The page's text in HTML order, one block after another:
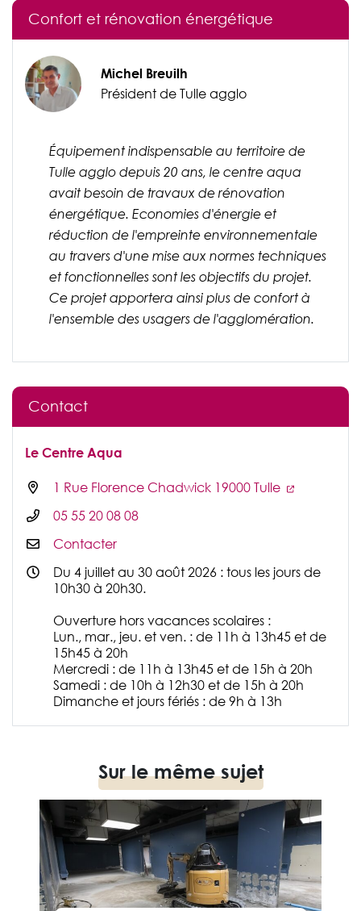
Confort et rénovation énergétique
Michel Breuilh
Président de Tulle agglo
Équipement indispensable au territoire de
Tulle agglo depuis 20 ans, le centre aqua
avait besoin de travaux de rénovation
énergétique. Economies d'énergie et
réduction de l'empreinte environnementale
au travers d'une mise aux normes techniques
et fonctionnelles sont les objectifs du projet.
Ce projet apportera ainsi plus de confort à
l'ensemble des usagers de l'agglomération.
Contact
Le Centre Aqua
1 Rue Florence Chadwick 19000 Tulle
05 55 20 08 08
Contacter
Du 4 juillet au 30 août 2026 : tous les jours de
10h30 à 20h30.
Ouverture hors vacances scolaires :
Lun., mar., jeu. et ven. : de 11h à 13h45 et de
15h45 à 20h
Mercredi : de 11h à 13h45 et de 15h à 20h
Samedi : de 10h à 12h30 et de 15h à 20h
Dimanche et jours fériés : de 9h à 13h
Sur le même sujet